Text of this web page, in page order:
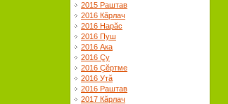
2015 Раштав
2016 Кăрлач
2016 Нарăс
2016 Пуш
2016 Ака
2016 Çу
2016 Çĕртме
2016 Утă
2016 Раштав
2017 Кăрлач